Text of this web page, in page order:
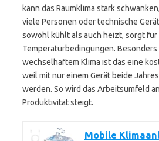
kann das Raumklima stark
viele Personen oder technische
sowohl kühlt als auch heizt, sorgt
Temperaturbedingungen. Besonders
wechselhaftem Klima ist das eine
weil mit nur einem Gerät beide
werden. So wird das Arbeitsumfeld
Produktivität steigt.
Mobile